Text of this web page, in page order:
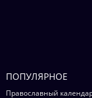
ПОПУЛЯРНОЕ
Православный